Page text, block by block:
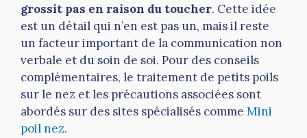
grossit pas en raison du toucher. Cette idée
est un détail qui n’en est pas un, mais il reste
un facteur important de la communication non
verbale et du soin de soi. Pour des conseils
complémentaires, le traitement de petits poils
sur le nez et les précautions associées sont
abordés sur des sites spécialisés comme Mini
poil nez.